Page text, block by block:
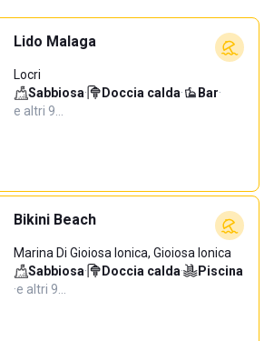
Lido Malaga
Locri
Sabbiosa· Doccia calda· Bar·
e altri 9…
Bikini Beach
Marina Di Gioiosa Ionica, Gioiosa Ionica
Sabbiosa· Doccia calda·
Piscina
·e altri 9…